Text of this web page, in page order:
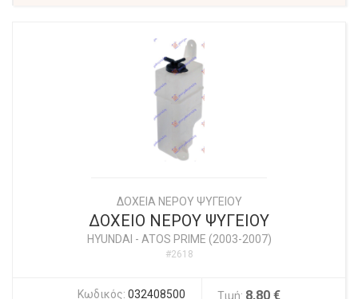
ΔΟΧΕΙΑ ΝΕΡΟΥ ΨΥΓΕΙΟΥ
ΔΟΧΕΙΟ ΝΕΡΟΥ ΨΥΓΕΙΟΥ
HYUNDAI - ATOS PRIME (2003-2007)
#2618
Κωδικός: 032408500 Τιμή: 8,80 €